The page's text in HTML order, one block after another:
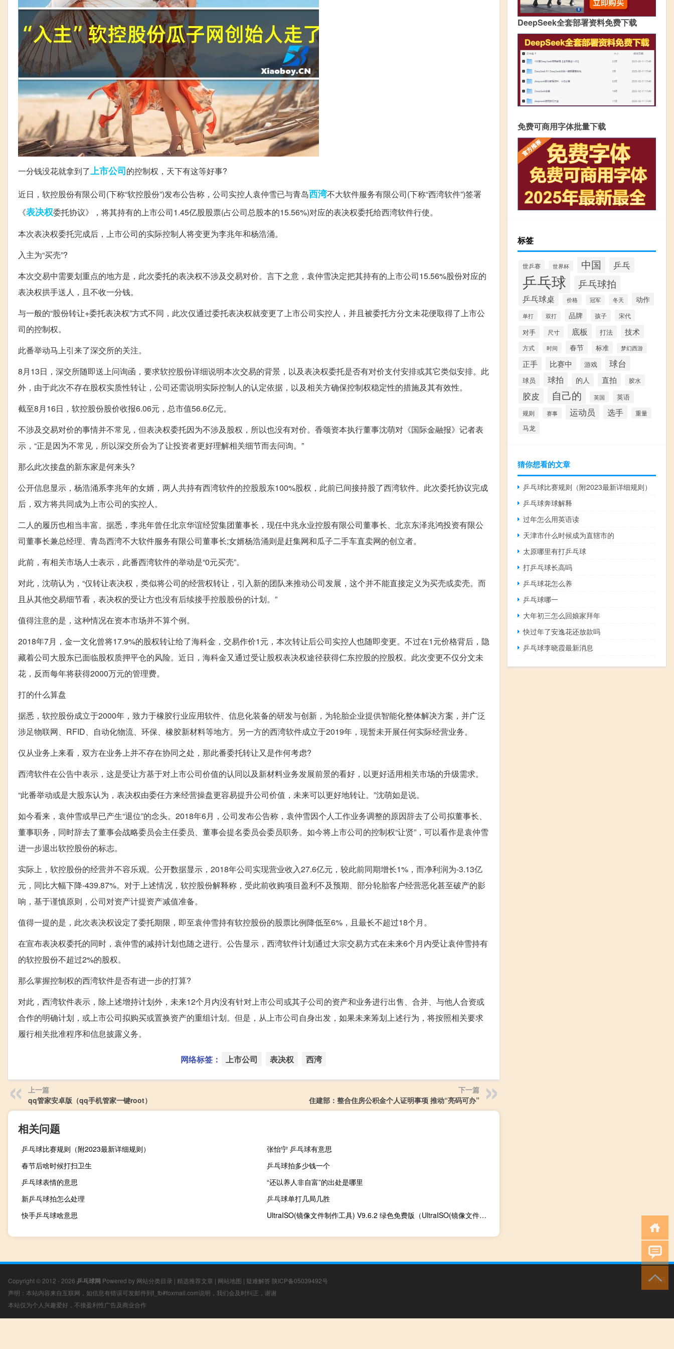
一分钱没花就拿到了上市公司的控制权，天下有这等好事?
近日，软控股份有限公司(下称“软控股份”)发布公告称，公司实控人袁仲雪已与青岛西湾不大软件服务有限公司(下称“西湾软件”)签署
《表决权委托协议》，将其持有的上市公司1.45亿股股票(占公司总股本的15.56%)对应的表决权委托给西湾软件行使。
本次表决权委托完成后，上市公司的实际控制人将变更为李兆年和杨浩涌。
入主为“买壳”?
本次交易中需要划重点的地方是，此次委托的表决权不涉及交易对价。言下之意，袁仲雪决定把其持有的上市公司15.56%股份对应的
表决权拱手送人，且不收一分钱。
与一般的“股份转让+委托表决权”方式不同，此次仅通过委托表决权就变更了上市公司实控人，并且被委托方分文未花便取得了上市公
司的控制权。
此番举动马上引来了深交所的关注。
8月13日，深交所随即送上问询函，要求软控股份详细说明本次交易的背景，以及表决权委托是否有对价支付安排或其它类似安排。此
外，由于此次不存在股权实质性转让，公司还需说明实际控制人的认定依据，以及相关方确保控制权稳定性的措施及其有效性。
截至8月16日，软控股份股价收报6.06元，总市值56.6亿元。
不涉及交易对价的事情并不常见，但表决权委托因为不涉及股权，所以也没有对价。香颂资本执行董事沈萌对《国际金融报》记者表
示，“正是因为不常见，所以深交所会为了让投资者更好理解相关细节而去问询。”
那么此次接盘的新东家是何来头?
公开信息显示，杨浩涌系李兆年的女婿，两人共持有西湾软件的控股股东100%股权，此前已间接持股了西湾软件。此次委托协议完成
后，双方将共同成为上市公司的实控人。
二人的履历也相当丰富。据悉，李兆年曾任北京华谊经贸集团董事长，现任中兆永业控股有限公司董事长、北京东泽兆鸿投资有限公
司董事长兼总经理、青岛西湾不大软件服务有限公司董事长;女婿杨浩涌则是赶集网和瓜子二手车直卖网的创立者。
此前，有相关市场人士表示，此番西湾软件的举动是“0元买壳”。
对此，沈萌认为，“仅转让表决权，类似将公司的经营权转让，引入新的团队来推动公司发展，这个并不能直接定义为买壳或卖壳。而
且从其他交易细节看，表决权的受让方也没有后续接手控股股份的计划。”
值得注意的是，这种情况在资本市场并不算个例。
2018年7月，金一文化曾将17.9%的股权转让给了海科金，交易作价1元，本次转让后公司实控人也随即变更。不过在1元价格背后，隐
藏着公司大股东已面临股权质押平仓的风险。近日，海科金又通过受让股权表决权途径获得仁东控股的控股权。此次变更不仅分文未
花，反而每年将获得2000万元的管理费。
打的什么算盘
据悉，软控股份成立于2000年，致力于橡胶行业应用软件、信息化装备的研发与创新，为轮胎企业提供智能化整体解决方案，并广泛
涉足物联网、RFID、自动化物流、环保、橡胶新材料等地方。另一方的西湾软件成立于2019年，现暂未开展任何实际经营业务。
仅从业务上来看，双方在业务上并不存在协同之处，那此番委托转让又是作何考虑?
西湾软件在公告中表示，这是受让方基于对上市公司价值的认同以及新材料业务发展前景的看好，以更好适用相关市场的升级需求。
“此番举动或是大股东认为，表决权由委任方来经营操盘更容易提升公司价值，未来可以更好地转让。”沈萌如是说。
如今看来，袁仲雪或早已产生“退位”的念头。2018年6月，公司发布公告称，袁仲雪因个人工作业务调整的原因辞去了公司拟董事长、
董事职务，同时辞去了董事会战略委员会主任委员、董事会提名委员会委员职务。如今将上市公司的控制权“让贤”，可以看作是袁仲雪
进一步退出软控股份的标志。
实际上，软控股份的经营并不容乐观。公开数据显示，2018年公司实现营业收入27.6亿元，较此前同期增长1%，而净利润为-3.13亿
元，同比大幅下降-439.87%。对于上述情况，软控股份解释称，受此前收购项目盈利不及预期、部分轮胎客户经营恶化甚至破产的影
响，基于谨慎原则，公司对资产计提资产减值准备。
值得一提的是，此次表决权设定了委托期限，即至袁仲雪持有软控股份的股票比例降低至6%，且最长不超过18个月。
在宣布表决权委托的同时，袁仲雪的减持计划也随之进行。公告显示，西湾软件计划通过大宗交易方式在未来6个月内受让袁仲雪持有
的软控股份不超过2%的股权。
那么掌握控制权的西湾软件是否有进一步的打算?
对此，西湾软件表示，除上述增持计划外，未来12个月内没有针对上市公司或其子公司的资产和业务进行出售、合并、与他人合资或
合作的明确计划，或上市公司拟购买或置换资产的重组计划。但是，从上市公司自身出发，如果未来筹划上述行为，将按照相关要求
履行相关批准程序和信息披露义务。
网络标签： 上市公司 表决权 西湾
上一篇
qq管家安卓版（qq手机管家一键root）
下一篇
住建部：整合住房公积金个人证明事项 推动“亮码可办”
相关问题
乒乓球比赛规则（附2023最新详细规则）
张怡宁 乒乓球有意思
春节后啥时候打扫卫生
乒乓球拍多少钱一个
乒乓球表情的意思
“还以养人非自富”的出处是哪里
新乒乓球拍怎么处理
乒乓球单打几局几胜
快手乒乓球啥意思
UltraISO(镜像文件制作工具) V9.6.2 绿色免费版（UltraISO(镜像文件制作工具) V9.6.2 绿色免费版功能简介）
DeepSeek全套部署资料免费下载
免费可商用字体批量下载
标签
世乒赛 世界杯 中国 乒乓
乒乓球 乒乓球拍
乒乓球桌 价格 冠军 冬天 动作
单打 双打 品牌 孩子 宋代
对手 尺寸 底板 打法 技术
方式 时间 春节 标准 梦幻西游
正手 比赛中 游戏 球台
球员 球拍 的人 直拍 胶水
胶皮 自己的 英国 英语
规则 赛事 运动员 选手 重量
马龙
猜你想看的文章
乒乓球比赛规则（附2023最新详细规则）
乒乓球奔球解释
过年怎么用英语读
天津市什么时候成为直辖市的
太原哪里有打乒乓球
打乒乓球长高吗
乒乓球花怎么养
乒乓球哪一
大年初三怎么回娘家拜年
快过年了安逸花还放款吗
乒乓球李晓霞最新消息
Copyright © 2012 - 2026 乒乓球网 Powered by 网站分类目录 | 精选推荐文章 | 网站地图 | 疑难解答 陕ICP备05039492号
声明：本站内容来自互联网，如信息有错误可发邮件到f_fb#foxmail.com说明，我们会及时纠正，谢谢
本站仅为个人兴趣爱好，不接盈利性广告及商业合作
小男孩